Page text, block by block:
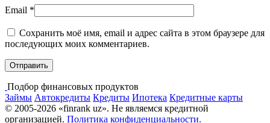
Email *
Сохранить моё имя, email и адрес сайта в этом браузере для
последующих моих комментариев.
Подбор финансовых продуктов
Займы Автокредиты Кредиты Ипотека Кредитные карты
© 2005-2026 «finrank uz». Не являемся кредитной
организацией. Политика конфиденциальности.